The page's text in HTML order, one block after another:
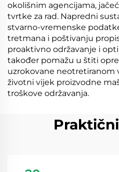
okolišnim agencijama,
tvrtke za rad. Napredni
stvarno-vremenske
tretmana i poštivanju
proaktivno održavanje i
također pomažu u štiti
uzrokovane neotretiranom
životni vijek proizvodne
troškove održavanja.